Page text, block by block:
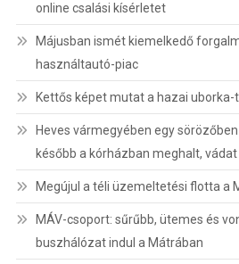
online csalási kísérletet
Májusban ismét kiemelkedő
használtautó-piac
Kettős képet mutat a hazai
Heves vármegyében egy
később a kórházban meghalt,
Megújul a téli üzemeltetési flotta a
MÁV-csoport: sűrűbb, ütemes és
buszhálózat indul a Mátrában